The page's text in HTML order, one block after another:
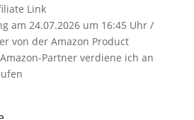
Link
am 24.07.2026 um 16:45 Uhr /
von der Amazon Product
Partner verdiene ich an